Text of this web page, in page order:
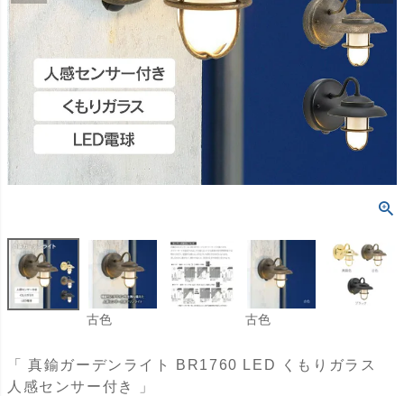
古色 古色
「 真鍮ガーデンライト BR1760 LED くもりガラス
人感センサー付き 」